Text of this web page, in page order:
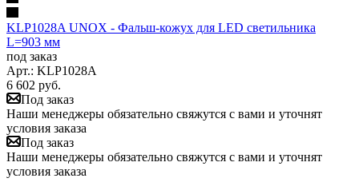
KLP1028A UNOX - Фальш-кожух для LED cветильника
L=903 мм
под заказ
Арт.: KLP1028A
6 602 руб.
Под заказ
Наши менеджеры обязательно свяжутся с вами и уточнят
условия заказа
Под заказ
Наши менеджеры обязательно свяжутся с вами и уточнят
условия заказа